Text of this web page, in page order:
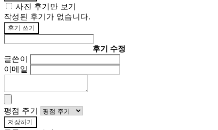
사진 후기만 보기
작성된 후기가 없습니다.
후기 쓰기
후기 수정
글쓴이
이메일
평점 주기
저장하기